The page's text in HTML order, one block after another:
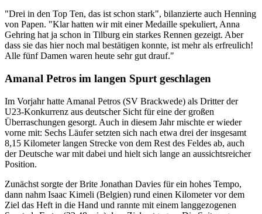
"Drei in den Top Ten, das ist schon stark", bilanzierte auch Henning
von Papen. "Klar hatten wir mit einer Medaille spekuliert, Anna
Gehring hat ja schon in Tilburg ein starkes Rennen gezeigt. Aber
dass sie das hier noch mal bestätigen konnte, ist mehr als erfreulich!
Alle fünf Damen waren heute sehr gut drauf."
Amanal Petros im langen Spurt geschlagen
Im Vorjahr hatte Amanal Petros (SV Brackwede) als Dritter der
U23-Konkurrenz aus deutscher Sicht für eine der großen
Überraschungen gesorgt. Auch in diesem Jahr mischte er wieder
vorne mit: Sechs Läufer setzten sich nach etwa drei der insgesamt
8,15 Kilometer langen Strecke von dem Rest des Feldes ab, auch
der Deutsche war mit dabei und hielt sich lange an aussichtsreicher
Position.
Zunächst sorgte der Brite Jonathan Davies für ein hohes Tempo,
dann nahm Isaac Kimeli (Belgien) rund einen Kilometer vor dem
Ziel das Heft in die Hand und rannte mit einem langgezogenen